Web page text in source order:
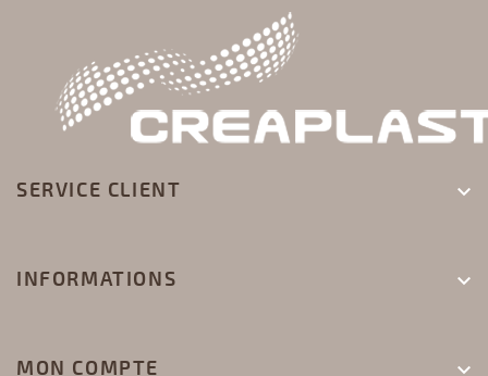
SERVICE CLIENT 
INFORMATIONS 
MON COMPTE 